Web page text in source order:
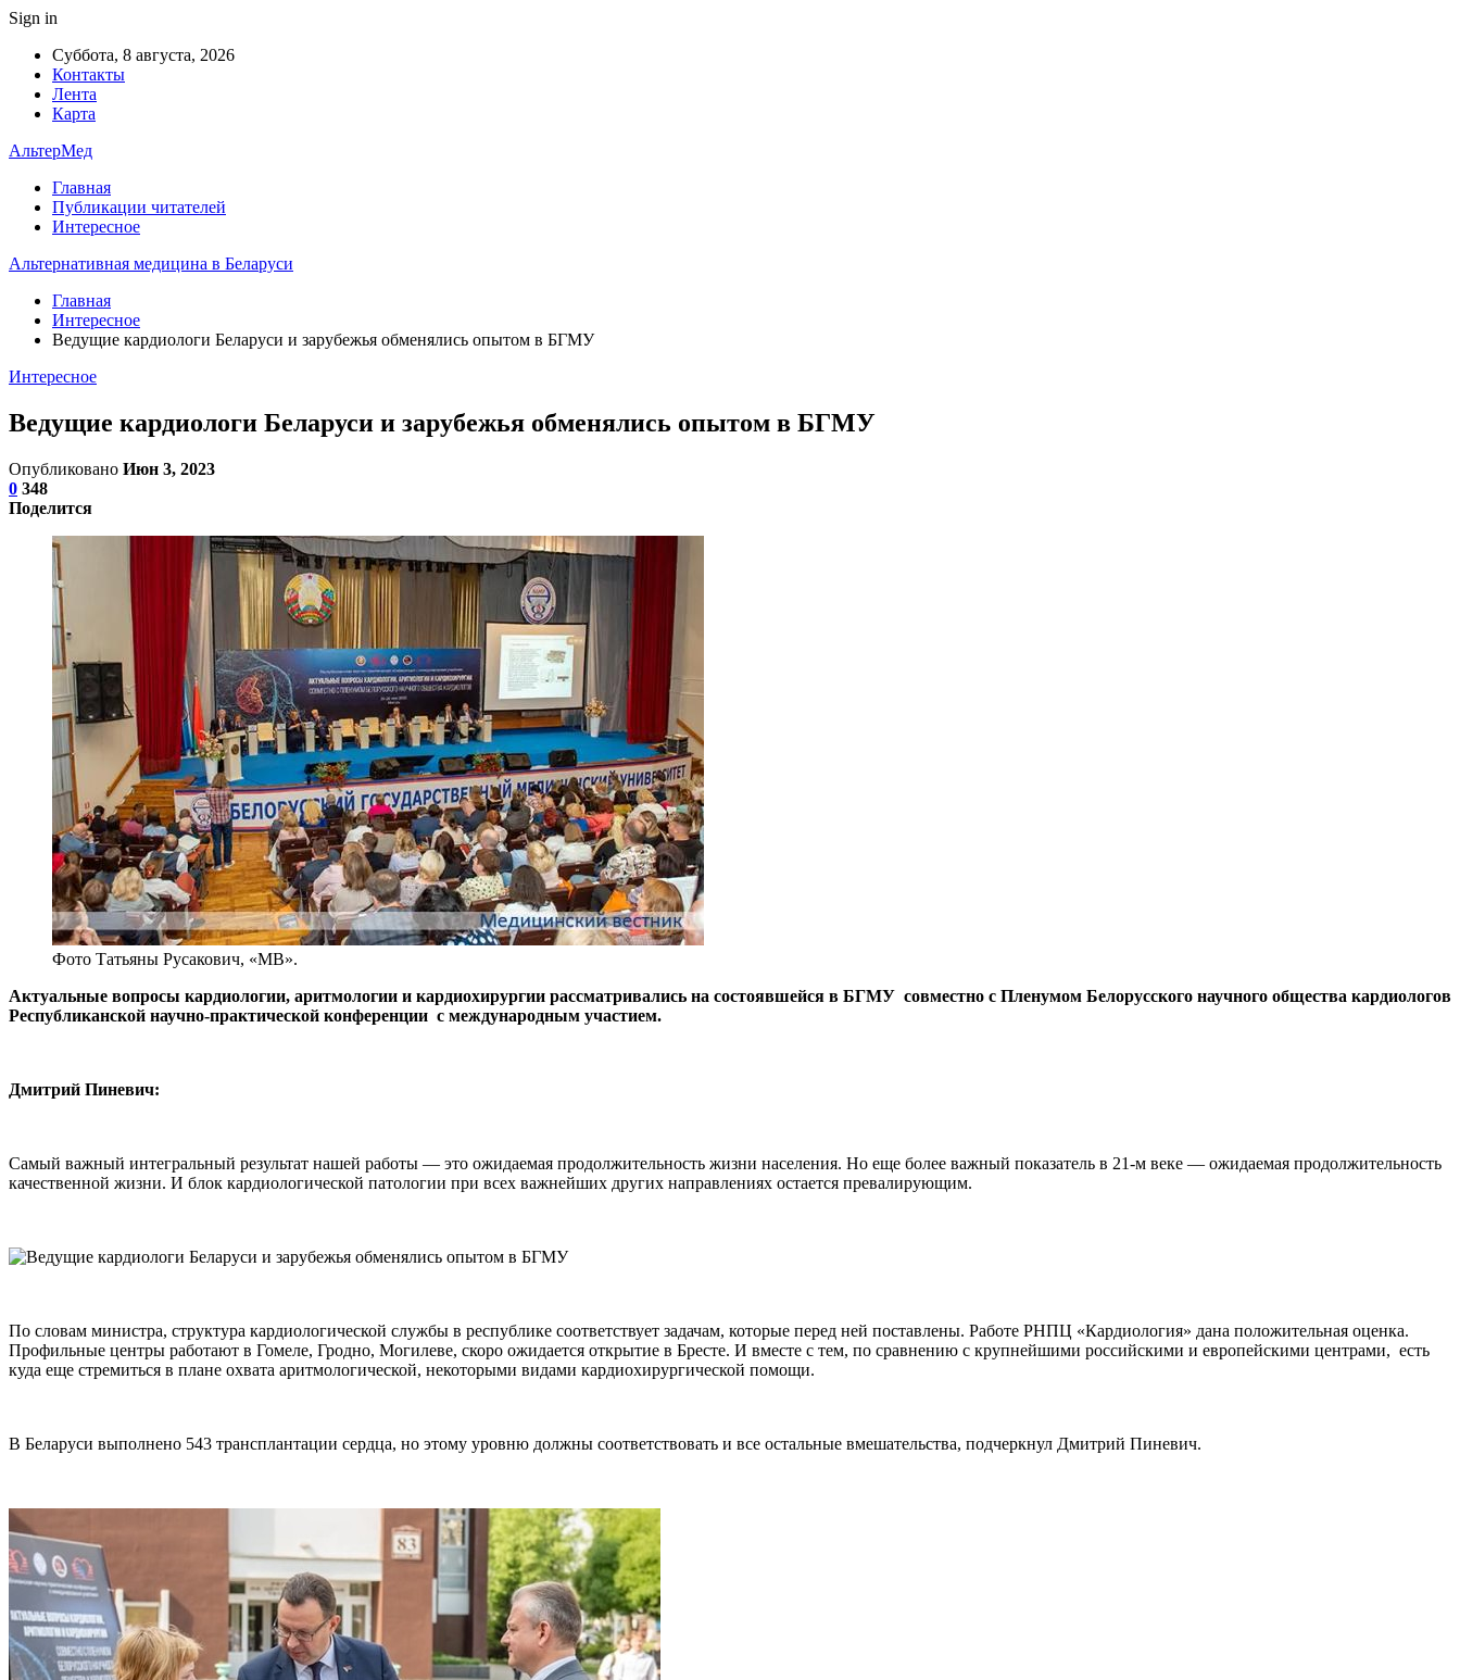
Sign in
Суббота, 8 августа, 2026
Контакты
Лента
Карта
АльтерМед
Главная
Публикации читателей
Интересное
Альтернативная медицина в Беларуси
Главная
Интересное
Ведущие кардиологи Беларуси и зарубежья обменялись опытом в БГМУ
Интересное
Ведущие кардиологи Беларуси и зарубежья обменялись опытом в БГМУ
Опубликовано Июн 3, 2023
0 348
Поделится
Фото Татьяны Русакович, «МВ».
Актуальные вопросы кардиологии, аритмологии и кардиохирургии рассматривались на состоявшейся в БГМУ совместно с Пленумом Белорусского научного общества кардиологов
Республиканской научно-практической конференции с международным участием.
Дмитрий Пиневич:
Самый важный интегральный результат нашей работы — это ожидаемая продолжительность жизни населения. Но еще более важный показатель в 21-м веке — ожидаемая продолжительность
качественной жизни. И блок кардиологической патологии при всех важнейших других направлениях остается превалирующим.
По словам министра, структура кардиологической службы в республике соответствует задачам, которые перед ней поставлены. Работе РНПЦ «Кардиология» дана положительная оценка.
Профильные центры работают в Гомеле, Гродно, Могилеве, скоро ожидается открытие в Бресте. И вместе с тем, по сравнению с крупнейшими российскими и европейскими центрами, есть
куда еще стремиться в плане охвата аритмологической, некоторыми видами кардиохирургической помощи.
В Беларуси выполнено 543 трансплантации сердца, но этому уровню должны соответствовать и все остальные вмешательства, подчеркнул Дмитрий Пиневич.